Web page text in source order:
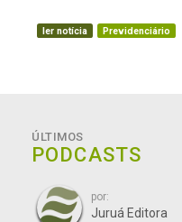
ler notícia Previdenciário
ÚLTIMOS
PODCASTS
por:
Juruá Editora